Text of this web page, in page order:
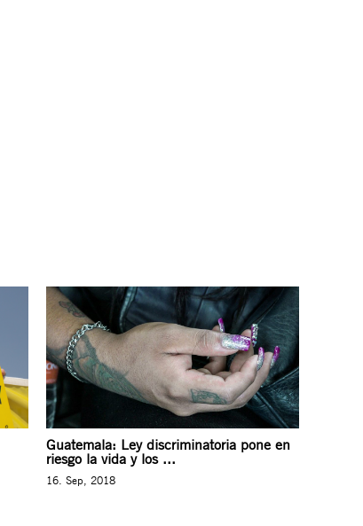
Guatemala: Ley discriminatoria pone en
riesgo la vida y los ...
16. Sep, 2018